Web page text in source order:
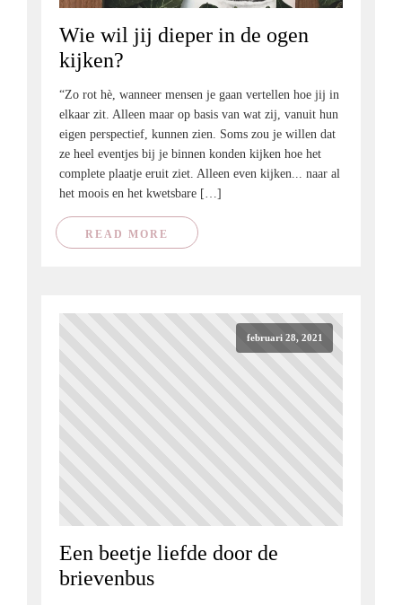
Wie wil jij dieper in de ogen
kijken?
“Zo rot hè, wanneer mensen je gaan vertellen hoe jij in
elkaar zit. Alleen maar op basis van wat zij, vanuit hun
eigen perspectief, kunnen zien. Soms zou je willen dat
ze heel eventjes bij je binnen konden kijken hoe het
complete plaatje eruit ziet. Alleen even kijken... naar al
het moois en het kwetsbare […]
READ MORE
februari 28, 2021
Een beetje liefde door de
brievenbus